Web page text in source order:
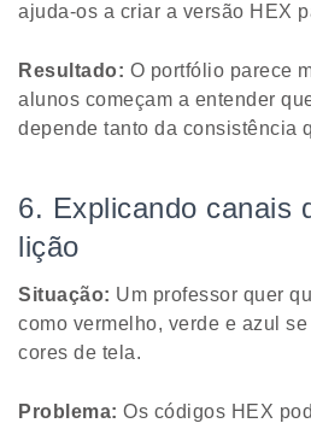
ajuda-os a criar a versão HEX
Resultado: O portfólio parece
alunos começam a entender
depende tanto da consistência
6. Explicando canais
lição
Situação: Um professor quer
como vermelho, verde e azul
cores de tela.
Problema: Os códigos HEX